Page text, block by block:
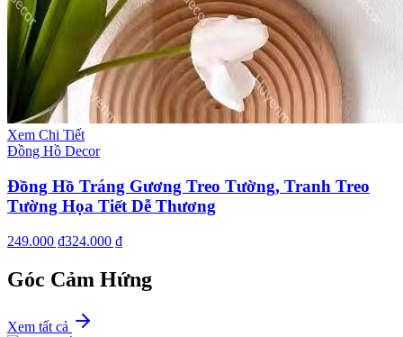
Xem Chi Tiết
Đồng Hồ Decor
Đồng Hồ Tráng Gương Treo Tường, Tranh Treo
Tường Họa Tiết Dễ Thương
249.000 ₫324.000 ₫
Góc Cảm Hứng
Xem tất cả